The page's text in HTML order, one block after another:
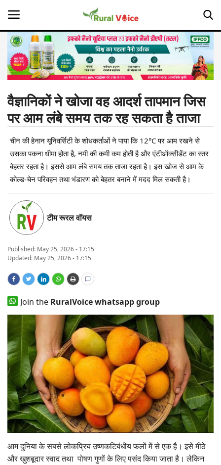
Home
Contact
About Us
Leadership Profiles
Opinion
Magazine
States
Events
Agribusiness
Cooperatives
International
Rural Dialogue
Ground Report
Rural Connect
Gallery
वैज्ञानिकों ने खोजा वह आदर्श तापमान जिस
पर आम लंबे समय तक रह सकता है ताजा
चीन की हेनान यूनिवर्सिटी के शोधकर्ताओं ने पाया कि 12°C पर आम रखने से
उसका पकना धीमा होता है, नमी की कमी कम होती है और एंटीऑक्सीडेंट का स्तर
बेहतर रहता है। इससे आम लंबे समय तक ताजा रहता है। इस खोज से आम के
कोल्ड-चेन परिवहन तथा भंडारण को बेहतर बनाने में मदद मिल सकती है।
टीम रूरल वॉयस
Published: May 25, 2026 - 17:15
Updated: May 25, 2026 - 17:15
Join the RuralVoice whatsapp group
आम दुनिया के सबसे लोकप्रिय उष्णकटिबंधीय फलों में से एक है। इसे मीठे
और खुशबूदार स्वाद तथा पोषण गुणों के लिए पसंद किया जाता है। लेकिन